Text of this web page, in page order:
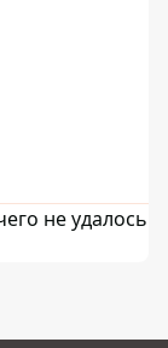
не удалось